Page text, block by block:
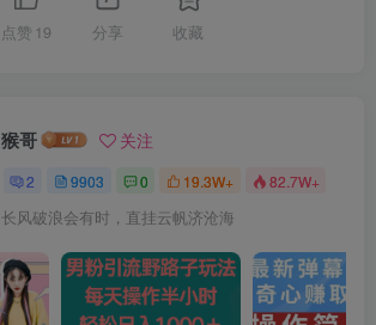
点赞 19 分享 收藏
猴哥 关注
2 9903 0 19.3W+ 82.7W+
长风破浪会有时，直挂云帆济沧海